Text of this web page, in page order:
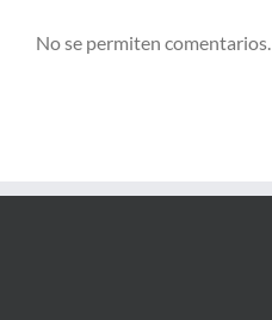
No se permiten comentarios.